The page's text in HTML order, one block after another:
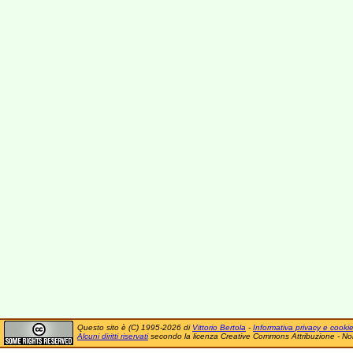
Questo sito è (C) 1995-2026 di Vittorio Bertola - Informativa privacy e cookie
Alcuni diritti riservatisecondo la licenza Creative Commons Attribuzione -